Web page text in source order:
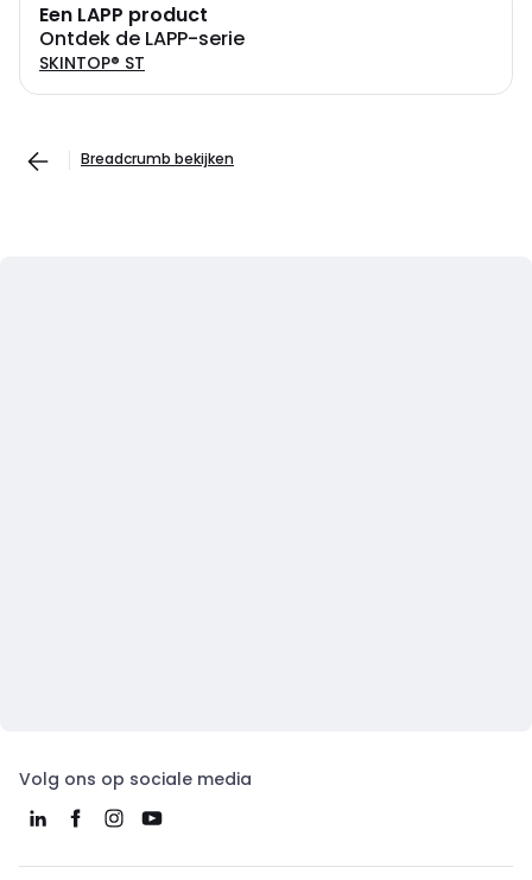
Een LAPP product
Ontdek de LAPP-serie
SKINTOP® ST
Breadcrumb bekijken
Volg ons op sociale media